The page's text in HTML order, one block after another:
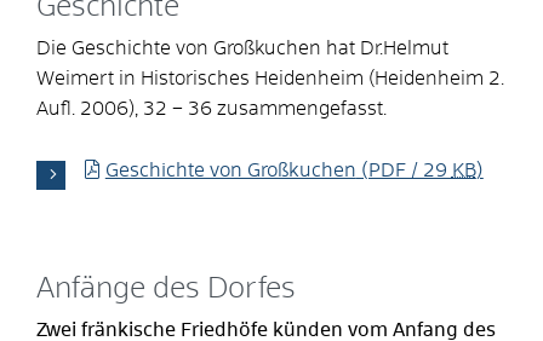
Geschichte
Die Geschichte von Großkuchen hat Dr.Helmut
Weimert in Historisches Heidenheim (Heidenheim 2.
Aufl. 2006), 32 – 36 zusammengefasst.
Geschichte von Großkuchen (PDF / 29 KB)
Anfänge des Dorfes
Zwei fränkische Friedhöfe künden vom Anfang des